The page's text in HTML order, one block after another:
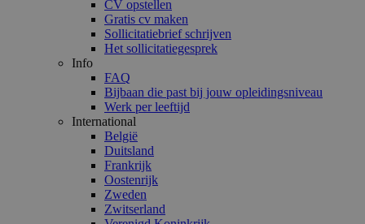
CV opstellen
Gratis cv maken
Sollicitatiebrief schrijven
Het sollicitatiegesprek
Info
FAQ
Bijbaan die past bij jouw opleidingsniveau
Werk per leeftijd
International
België
Duitsland
Frankrijk
Oostenrijk
Zweden
Zwitserland